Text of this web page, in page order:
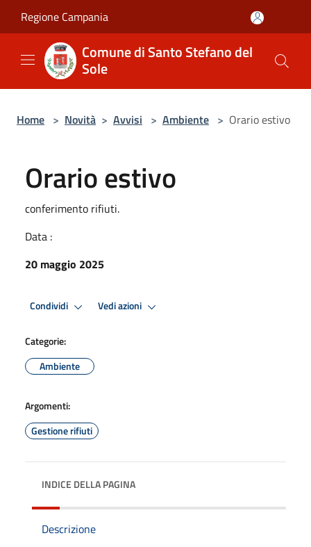
Regione Campania
Comune di Santo Stefano del
Sole
Home > Novità > Avvisi > Ambiente > Orario estivo
Orario estivo
conferimento rifiuti.
Data :
20 maggio 2025
Condividi Vedi azioni
Categorie:
Ambiente
Argomenti:
Gestione rifiuti
INDICE DELLA PAGINA
Descrizione